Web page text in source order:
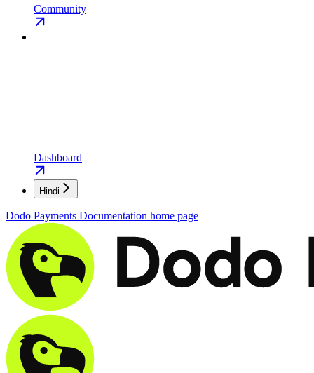
Community
Dashboard
Hindi
Dodo Payments Documentation home page